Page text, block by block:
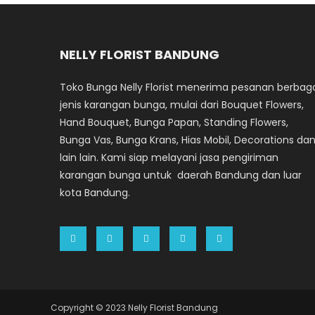
NELLY FLORIST BANDUNG
Toko Bunga Nelly Florist menerima pesanan
jenis karangan bunga, mulai dari Bouquet Flowers,
Hand Bouquet, Bunga Papan, Standing Flowers,
Bunga Vas, Bunga Krans, Hias Mobil, Decorations dan
lain lain. Kami siap melayani jasa pengiriman
karangan bunga untuk daerah Bandung dan luar
kota Bandung.
Copyright © 2023 Nelly Florist Bandung